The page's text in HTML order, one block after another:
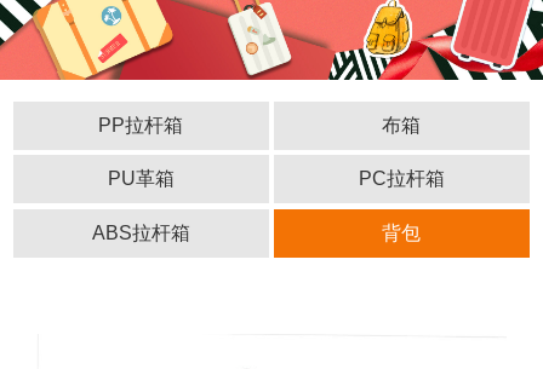
PP拉杆箱 布箱
PU革箱 PC拉杆箱
ABS拉杆箱 背包